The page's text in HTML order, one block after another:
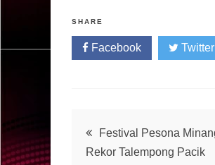
SHARE
Facebook Twitter
PostFestival Pesona
Rekor Talempong Pacik